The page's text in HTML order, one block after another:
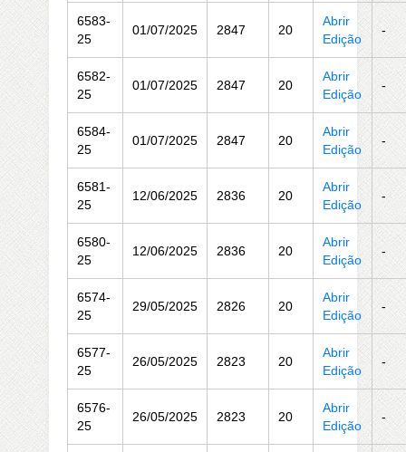
6583-
25
01/07/2025 2847 20
Abrir
Edição
-
6582-
25
01/07/2025 2847 20
Abrir
Edição
-
6584-
25
01/07/2025 2847 20
Abrir
Edição
-
6581-
25
12/06/2025 2836 20
Abrir
Edição
-
6580-
25
12/06/2025 2836 20
Abrir
Edição
-
6574-
25
29/05/2025 2826 20
Abrir
Edição
-
6577-
25
26/05/2025 2823 20
Abrir
Edição
-
6576-
25
26/05/2025 2823 20
Abrir
Edição
-